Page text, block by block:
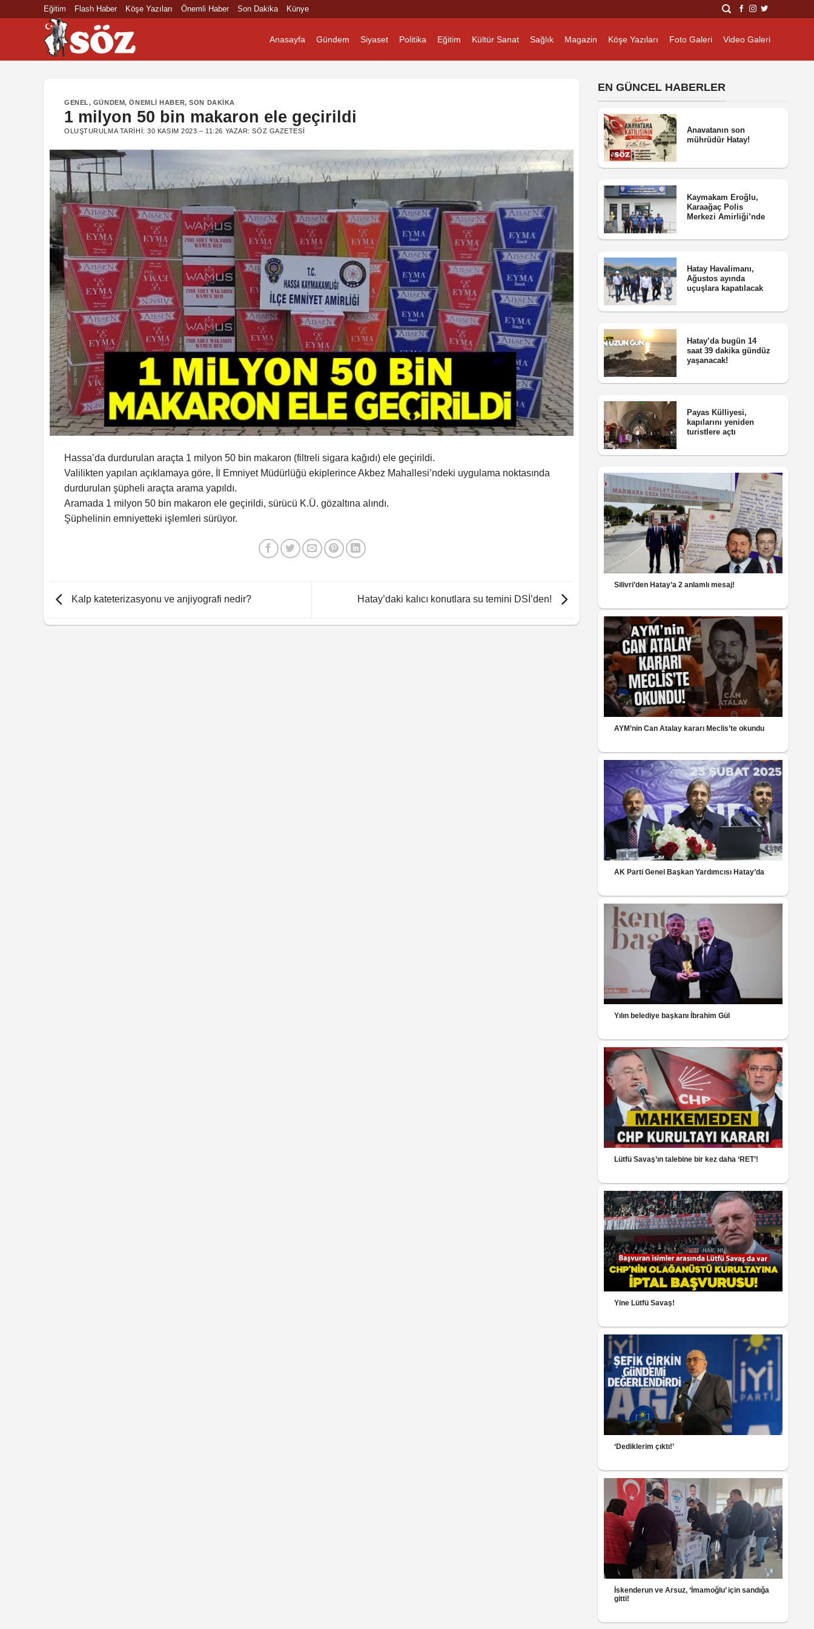
Eğitim Flash Haber Köşe Yazıları Önemli Haber Son Dakika Künye
Anasayfa Gündem Siyaset Politika Eğitim Kültür Sanat Sağlık Magazin Köşe Yazıları Foto Galeri Video Galeri
GENEL, GÜNDEM,ÖNEMLI HABER,SON DAKIKA
1 milyon 50 bin makaron ele geçirildi
OLUŞTURULMA TARIHI:30 KASIM 2023 – 11:26 YAZAR:SÖZ GAZETESI
Hassa’da durdurulan araçta 1 milyon 50 bin makaron (filtreli sigara kağıdı) ele geçirildi.
Valilikten yapılan açıklamaya göre, İl Emniyet Müdürlüğü ekiplerince Akbez Mahallesi’ndeki uygulama noktasında
durdurulan şüpheli araçta arama yapıldı.
Aramada 1 milyon 50 bin makaron ele geçirildi, sürücü K.Ü. gözaltına alındı.
Şüphelinin emniyetteki işlemleri sürüyor.
Kalp kateterizasyonu ve anjiyografi nedir? Hatay’daki kalıcı konutlara su temini DSİ’den!
EN GÜNCEL HABERLER
Anavatanın son
mührüdür Hatay!
Kaymakam Eroğlu,
Karaağaç Polis
Merkezi Amirliği’nde
Hatay Havalimanı,
Ağustos ayında
uçuşlara kapatılacak
Hatay’da bugün 14
saat 39 dakika gündüz
yaşanacak!
Payas Külliyesi,
kapılarını yeniden
turistlere açtı
Silivri’den Hatay’a 2 anlamlı mesaj!
AYM’nin Can Atalay kararı Meclis’te okundu
AK Parti Genel Başkan Yardımcısı Hatay’da
Yılın belediye başkanı İbrahim Gül
Lütfü Savaş’ın talebine bir kez daha ‘RET’!
Yine Lütfü Savaş!
‘Dediklerim çıktı!’
İskenderun ve Arsuz, ‘İmamoğlu’ için sandığa
gitti!